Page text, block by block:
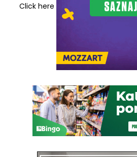
Click here